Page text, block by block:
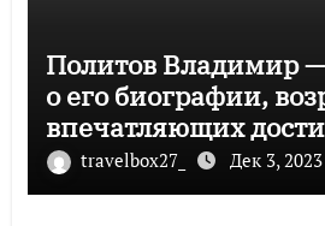
Политов Владимир —
о его биографии,
впечатляющих
travelbox27_ Дек 3, 2023